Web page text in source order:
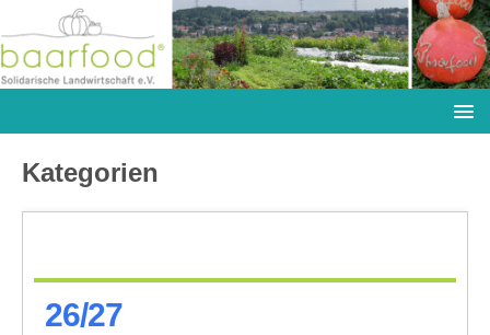
Kategorien
26/27